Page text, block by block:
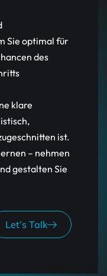
Sie optimal für
des
klare
ist.
– nehmen
gestalten Sie
Let’s Talk